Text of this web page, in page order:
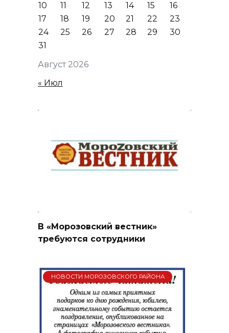
Август 2026
10
11 12 13 14 15
16
17
18 19 20 21 22
23
24
25 26 27 28 29
30
31
« Июл
В «Морозовский вестник»
требуются сотрудники
НОВОСТИ МОРОЗОВСКОГО РАЙОНА